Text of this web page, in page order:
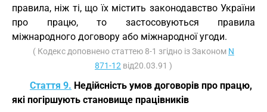
правила, ніж ті, що їх містить законодавство України
про працю, то застосовуються правила
міжнародного договору або міжнародної угоди.
( Кодекс доповнено статтею 8-1 згідно із Законом N
871-12 від20.03.91 )
Стаття 9. Недійсність умов договорів про працю,
які погіршують становище працівників